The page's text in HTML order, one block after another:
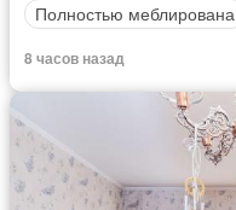
Полностью меблирована
8 часов назад